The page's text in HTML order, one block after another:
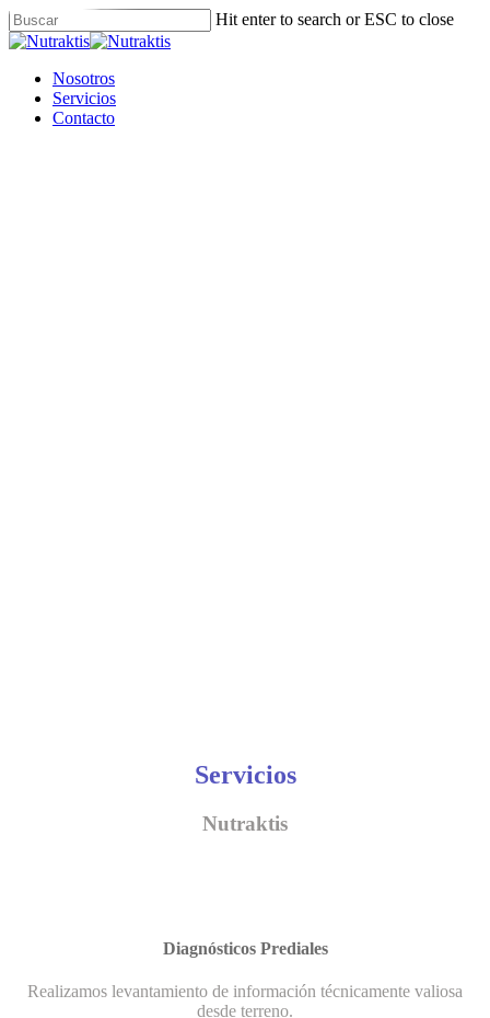
Skip
to
content
Hit enter to search or ESC to close
Close
Menu
Nosotros
Servicios
Contacto
Servicios
Nutraktis
Diagnósticos Prediales
Realizamos levantamiento de información técnicamente valiosa
desde terreno.